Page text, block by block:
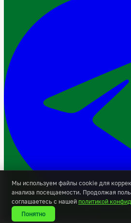
© 2026 Зелёная строка
Мы используем файлы cookie для
анализа посещаемости. Продолжая
соглашаетесь с нашей политикой
Понятно